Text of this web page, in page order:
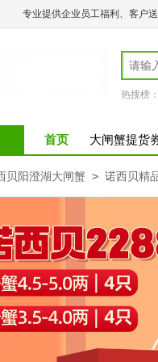
专业提供企业员工福利、客户
热搜榜
首页 大闸蟹提货
贝阳澄湖大闸蟹 > 诺西贝精